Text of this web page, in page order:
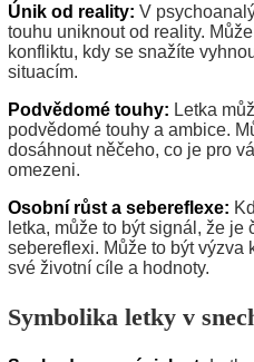
Únik od reality: V
touhu uniknout od reality.
konfliktu, kdy se snažíte
situacím.
Podvědomé touhy: Letka
podvědomé touhy a ambice.
dosáhnout něčeho, co je pro
omezeni.
Osobní růst a sebereflexe:
letka, může to být signál, že je
sebereflexi. Může to být výzva
své životní cíle a hodnoty.
Symbolika letky v